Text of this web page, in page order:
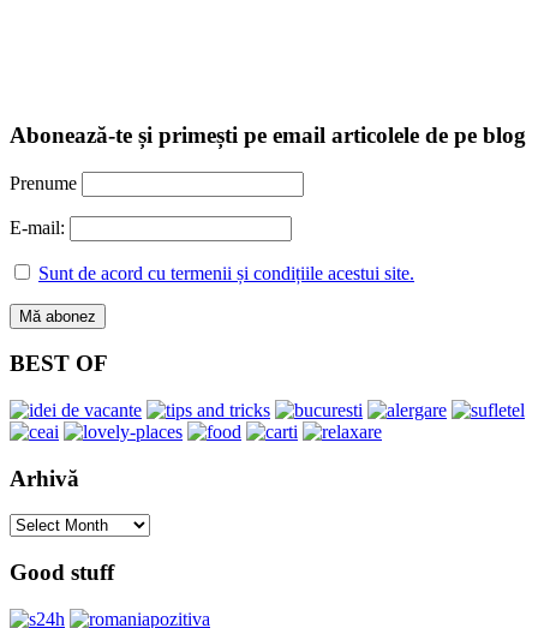
Abonează-te și primești pe email articolele de pe blog
Prenume
E-mail:
Sunt de acord cu termenii și condițiile acestui site.
BEST OF
Arhivă
Arhivă
Good stuff